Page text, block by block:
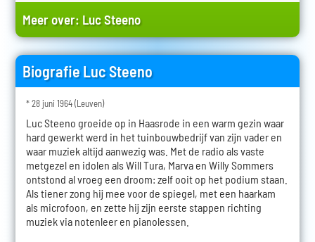
Meer over: Luc Steeno
Biografie Luc Steeno
* 28 juni 1964 (Leuven)
Luc Steeno groeide op in Haasrode in een warm gezin waar
hard gewerkt werd in het tuinbouwbedrijf van zijn vader en
waar muziek altijd aanwezig was. Met de radio als vaste
metgezel en idolen als Will Tura, Marva en Willy Sommers
ontstond al vroeg een droom: zelf ooit op het podium staan.
Als tiener zong hij mee voor de spiegel, met een haarkam
als microfoon, en zette hij zijn eerste stappen richting
muziek via notenleer en pianolessen.